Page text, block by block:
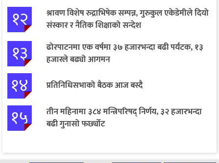
१२
श्रावण विशेष रुद्राभिषेक सम्पन्न, गुरुकुल एकेडेमीले दियो
संस्कार र नैतिक शिक्षाको सन्देश
१३
ढोरपाटनमा एक वर्षमा ३७ हजारभन्दा बढी पर्यटक, १३
हजारले बढ्यो आगमन
१४ प्रतिनिधिसभाको बैठक आज बस्दै
१५
तीन महिनामा ३८४ मन्त्रिपरिषद् निर्णय, ३२ हजारभन्दा
बढी गुनासो फर्छ्योट